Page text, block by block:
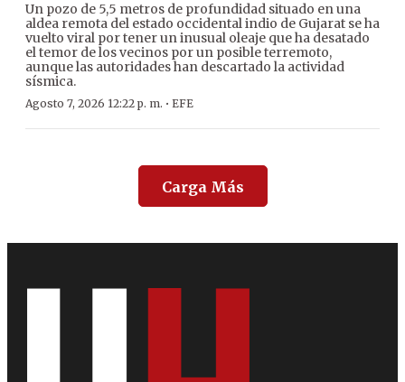
Un pozo de 5,5 metros de profundidad situado en una
aldea remota del estado occidental indio de Gujarat se ha
vuelto viral por tener un inusual oleaje que ha desatado
el temor de los vecinos por un posible terremoto,
aunque las autoridades han descartado la actividad
sísmica.
Agosto 7, 2026 12:22 p. m. · EFE
Carga Más